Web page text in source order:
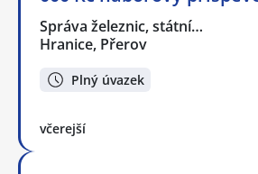
Správa železnic, státní…
Hranice, Přerov
Plný úvazek
včerejší